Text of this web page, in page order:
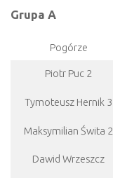
Grupa A
Pogórze
Piotr Puc 2
Tymoteusz Hernik 3
Maksymilian Świta 2
Dawid Wrzeszcz